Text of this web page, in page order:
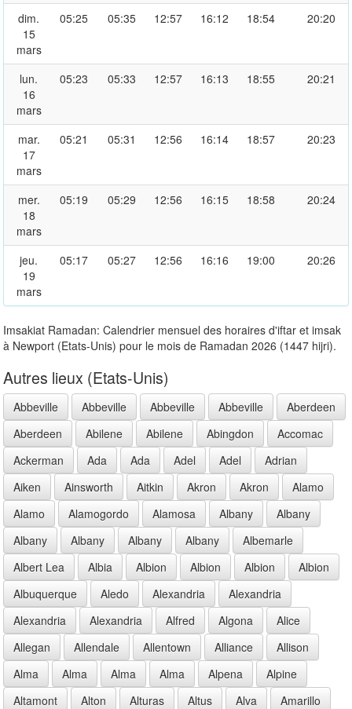
dim.
15
mars
05:25 05:35 12:57 16:12 18:54 20:20
lun.
16
mars
05:23 05:33 12:57 16:13 18:55 20:21
mar.
17
mars
05:21 05:31 12:56 16:14 18:57 20:23
mer.
18
mars
05:19 05:29 12:56 16:15 18:58 20:24
jeu.
19
mars
05:17 05:27 12:56 16:16 19:00 20:26
Imsakiat Ramadan: Calendrier mensuel des horaires d'iftar et imsak
à Newport (Etats-Unis) pour le mois de Ramadan 2026 (1447 hijri).
Autres lieux (Etats-Unis)
Abbeville Abbeville Abbeville Abbeville
Aberdeen
Aberdeen
Abilene Abilene Abingdon
Accomac
Ackerman
Ada Ada Adel Adel
Adrian
Aiken
Ainsworth Aitkin Akron Akron
Alamo
Alamo
Alamogordo Alamosa Albany
Albany
Albany
Albany Albany Albany
Albemarle
Albert Lea
Albia Albion Albion Albion
Albion
Albuquerque
Aledo Alexandria
Alexandria
Alexandria
Alexandria Alfred Algona
Alice
Allegan
Allendale Allentown Alliance
Allison
Alma
Alma Alma Alma Alpena
Alpine
Altamont
Alton Alturas Altus Alva
Amarillo